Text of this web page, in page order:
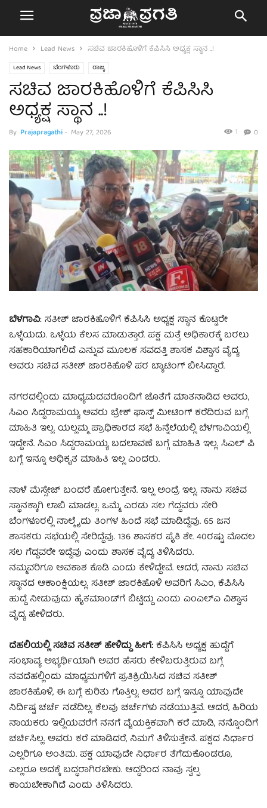
Home Lead News ಸಚಿವ ಜಾರಕಿಹೊಳಿಗೆ ಕೆಪಿಸಿಸಿ ಅಧ್ಯಕ್ಷ ಸ್ಥಾನ ..!
Lead News ಬೆಂಗಳೂರು ರಾಜ್ಯ
ಸಚಿವ ಜಾರಕಿಹೊಳಿಗೆ ಕೆಪಿಸಿಸಿ
ಅಧ್ಯಕ್ಷ ಸ್ಥಾನ ..!
By Prajapragathi- May 27, 2026 0
1
ಬೆಳಗಾವಿ: ಸತೀಶ್ ಜಾರಕಿಹೊಳಿಗೆ ಕೆಪಿಸಿಸಿ ಅಧ್ಯಕ್ಷ ಸ್ಥಾನ ಕೊಟ್ಟರೇ
ಒಳ್ಳೆಯದು. ಒಳ್ಳೆಯ ಕೆಲಸ ಮಾಡುತ್ತಾರೆ. ಪಕ್ಷ ಮತ್ತೆ ಅಧಿಕಾರಕ್ಕೆ ಬರಲು
ಸಹಕಾರಿಯಾಗಲಿದೆ ಎನ್ನುವ ಮೂಲಕ ಸವದತ್ತಿ ಶಾಸಕ ವಿಶ್ವಾಸ ವೈದ್ಯ
ಅವರು ಸಚಿವ ಸತೀಶ್​ ಜಾರಕಿಹೊಳಿ ಪರ ಬ್ಯಾಟಿಂಗ್ ಬೀಸಿದ್ದಾರೆ.
ನಗರದಲ್ಲಿಂದು ಮಾಧ್ಯಮದವರೊಂದಿಗೆ ಜೊತೆಗೆ ಮಾತನಾಡಿದ ಅವರು,
ಸಿಎಂ ಸಿದ್ದರಾಮಯ್ಯ ಅವರು ಬ್ರೇಕ್ ಫಾಸ್ಟ್ ಮೀಟಿಂಗ್ ಕರೆದಿರುವ ಬಗ್ಗೆ
ಮಾಹಿತಿ ಇಲ್ಲ. ಯಲ್ಲಮ್ಮ ಪ್ರಾಧಿಕಾರದ ಸಭೆ ಹಿನ್ನೆಲೆಯಲ್ಲಿ ಬೆಳಗಾವಿಯಲ್ಲಿ
ಇದ್ದೇನೆ. ಸಿಎಂ ಸಿದ್ದರಾಮಯ್ಯ ಬದಲಾವಣೆ ಬಗ್ಗೆ ಮಾಹಿತಿ ಇಲ್ಲ. ಸಿಎಲ್ ಪಿ
ಬಗ್ಗೆ ಇನ್ನೂ ಅಧಿಕೃತ ಮಾಹಿತಿ ಇಲ್ಲ ಎಂದರು.
ನಾಳೆ ಮೆಸ್ಸೇಜ್ ಬಂದರೆ ಹೋಗುತ್ತೇನೆ. ಇಲ್ಲ ಅಂದ್ರೆ ಇಲ್ಲ. ನಾನು ಸಚಿವ
ಸ್ಥಾನಕ್ಕಾಗಿ ಲಾಬಿ ಮಾಡಲ್ಲ. ಒಮ್ಮೆ, ಎರಡು ಸಲ ಗೆದ್ದವರು ಸೇರಿ
ಬೆಂಗಳೂರಲ್ಲಿ ನಾಲ್ಕೈದು ತಿಂಗಳ ಹಿಂದೆ ಸಭೆ ಮಾಡಿದ್ದೆವು. 65 ಜನ
ಶಾಸಕರು ಸಭೆಯಲ್ಲಿ ಸೇರಿದ್ದೆವು. 136 ಶಾಸಕರ ಪೈಕಿ ಶೇ. 40ರಷ್ಟು ಮೊದಲ
ಸಲ ಗೆದ್ದವರೇ ಇದ್ದೆವು ಎಂದು ಶಾಸಕ ವೈದ್ಯ ತಿಳಿಸಿದರು.
ನಮ್ಮವರಿಗೂ ಅವಕಾಶ ಕೊಡಿ ಎಂದು ಕೇಳಿದ್ದೇವೆ. ಆದರೆ, ನಾನು ಸಚಿವ
ಸ್ಥಾನದ ಆಕಾಂಕ್ಷಿಯಲ್ಲ. ಸತೀಶ್ ಜಾರಕಿಹೊಳಿ ಅವರಿಗೆ ಸಿಎಂ, ಕೆಪಿಸಿಸಿ
ಹುದ್ದೆ ನೀಡುವುದು ಹೈಕಮಾಂಡ್​ಗೆ ಬಿಟ್ಟಿದ್ದು ಎಂದು ಎಂಎಲ್​ಎ ವಿಶ್ವಾಸ
ವೈದ್ಯ ಹೇಳಿದರು.
ದೆಹಲಿಯಲ್ಲಿ ಸಚಿವ ಸತೀಶ್​ ಹೇಳಿದ್ದು ಹೀಗೆ:ಕೆಪಿಸಿಸಿ ಅಧ್ಯಕ್ಷ ಹುದ್ದೆಗೆ
ಸಂಭಾವ್ಯ ಅಭ್ಯರ್ಥಿಯಾಗಿ ಅವರ ಹೆಸರು ಕೇಳಿಬರುತ್ತಿರುವ ಬಗ್ಗೆ
ನವದೆಹಲ್ಲಿಂದು ಮಾಧ್ಯಮಗಳಿಗೆ ಪ್ರತಿಕ್ರಿಯಿಸಿದ ಸಚಿವ ಸತೀಶ್​
ಜಾರಕಿಹೊಳಿ, ಈ ಬಗ್ಗೆ ಕುರಿತು ಗೊತ್ತಿಲ್ಲ. ಅದರ ಬಗ್ಗೆ ಇನ್ನೂ ಯಾವುದೇ
ನಿರ್ದಿಷ್ಟ ಚರ್ಚೆ ನಡೆದಿಲ್ಲ. ಕೆಲವು ಚರ್ಚೆಗಳು ನಡೆಯುತ್ತಿವೆ. ಆದರೆ, ಹಿರಿಯ
ನಾಯಕರು ಇಲ್ಲಿಯವರೆಗೆ ನನಗೆ ವೈಯಕ್ತಿಕವಾಗಿ ಕರೆ ಮಾಡಿ, ನನ್ನೊಂದಿಗೆ
ಚರ್ಚಿಸಿಲ್ಲ. ಅವರು ಕರೆ ಮಾಡಿದರೆ, ನಿಮಗೆ ತಿಳಿಸುತ್ತೇನೆ. ಪಕ್ಷದ ನಿರ್ಧಾರ
ಎಲ್ಲರಿಗೂ ಅಂತಿಮ. ಪಕ್ಷ ಯಾವುದೇ ನಿರ್ಧಾರ ತೆಗೆದುಕೊಂಡರೂ,
ಎಲ್ಲರೂ ಅದಕ್ಕೆ ಬದ್ಧರಾಗಿರಬೇಕು. ಆದ್ದರಿಂದ ನಾವು ಸ್ವಲ್ಪ
ಕಾಯಬೇಕಾಗಿದೆ ಎಂದು ತಿಳಿಸಿದರು.